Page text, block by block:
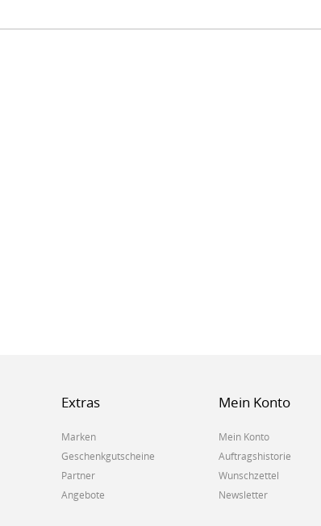
Extras
Marken
Geschenkgutscheine
Partner
Angebote
Mein Konto
Mein Konto
Auftragshistorie
Wunschzettel
Newsletter